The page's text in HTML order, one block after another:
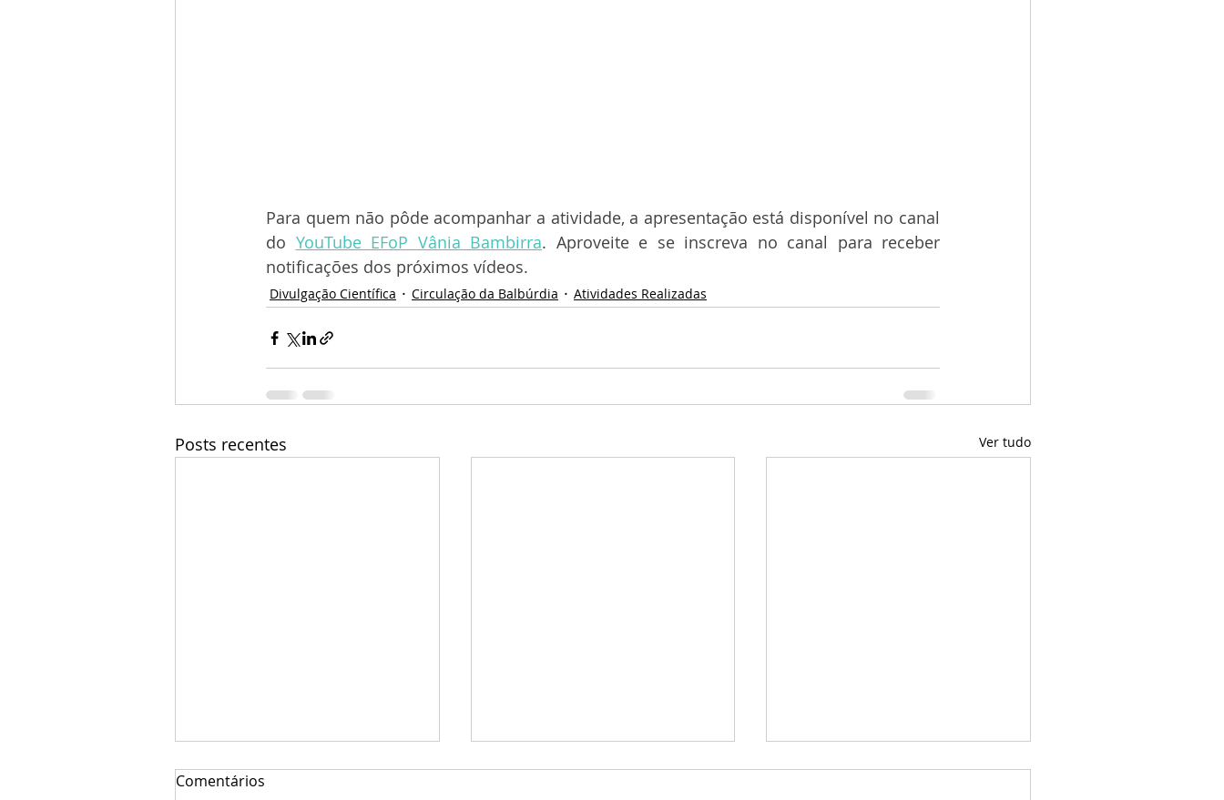
Para quem não pôde acompanhar a atividade, a apresentação está disponível no canal
do YouTube EFoP Vânia Bambirra. Aproveite e se inscreva no canal para receber
notificações dos próximos vídeos.
Divulgação Científica Circulação da Balbúrdia Atividades Realizadas
Posts recentes Ver tudo
Comentários